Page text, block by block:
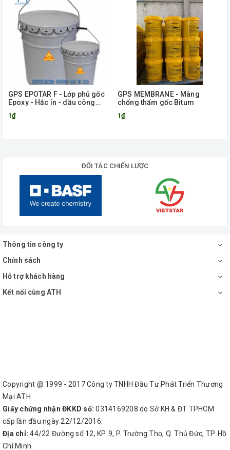
GPS EPOTAR F - Lớp phủ gốc
Epoxy - Hắc ín - dầu công
nghệ cao
1₫
GPS MEMBRANE - Màng
chống thấm gốc Bitum
1₫
ĐỐI TÁC CHIẾN LƯỢC
Thông tin công ty
Chính sách
Hỗ trợ khách hàng
Kết nối cùng ATH
Copyright @ 1999 - 2017 Công ty TNHH Đầu Tư Phát Triển Thương
Mại ATH
Giấy chứng nhận ĐKKD số: 0314169208 do Sở KH & ĐT TPHCM
cấp lần đầu ngày 22/12/2016.
Địa chỉ: 44/22 Đường số 12, KP. 9, P. Trường Thọ, Q. Thủ Đức, TP. Hồ
Chí Minh